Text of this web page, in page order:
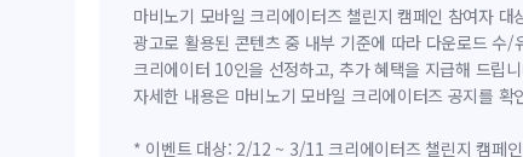
마비노기 모바일 크리에이터즈 챌린지 캠페인 참여자 대
광고로 활용된 콘텐츠 중 내부 기준에 따라 다운로드 수/
크리에이터 10인을 선정하고, 추가 혜택을 지급해 드립
자세한 내용은 마비노기 모바일 크리에이터즈 공지를 확
* 이벤트 대상: 2/12 ~ 3/11 크리에이터즈 챌린지 캠페